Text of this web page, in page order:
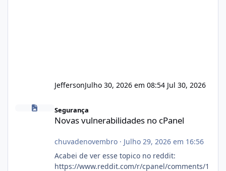
JeffersonJulho 30, 2026 em 08:54 Jul 30, 2026
Novas vulnerabilidades no cPanel
Segurança
Novas vulnerabilidades no cPanel
chuvadenovembro· Julho 29, 2026 em 16:56
Acabei de ver esse topico no reddit:
https://www.reddit.com/r/cpanel/comments/1